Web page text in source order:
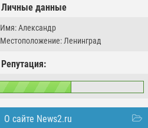
Личные данные
Имя: Александр
Местоположение: Ленинград
Репутация:
О сайте News2.ru